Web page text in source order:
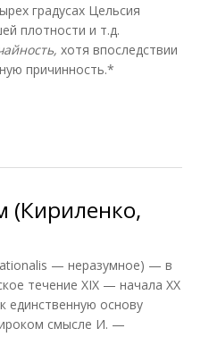
градусах Цельсия
плотности и т.д.
хотя впоследствии
причинность.*
(Кириленко,
— неразумное) — в
течение XIX — начала XX
единственную основу
смысле И. —